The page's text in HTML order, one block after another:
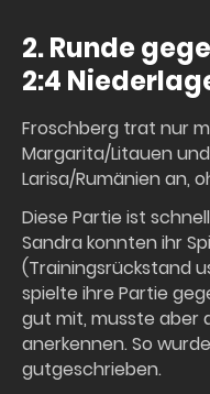
2. Runde
2:4
Froschberg trat nur
Margarita/Litauen
Larisa/Rumänien an,
Diese Partie ist
Sandra konnten ihr
(Trainingsrückstand
spielte ihre Partie
gut mit, musste aber
anerkennen. So
gutgeschrieben.